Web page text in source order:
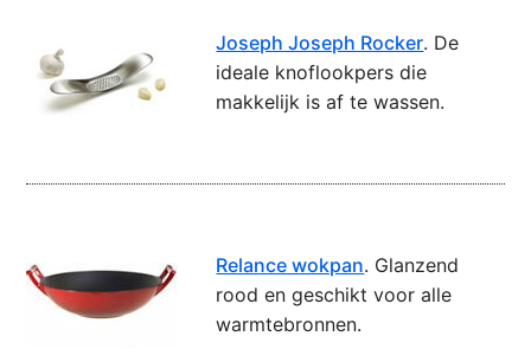
Joseph Joseph Rocker. De
ideale knoflookpers die
makkelijk is af te wassen.
Relance wokpan. Glanzend
rood en geschikt voor alle
warmtebronnen.